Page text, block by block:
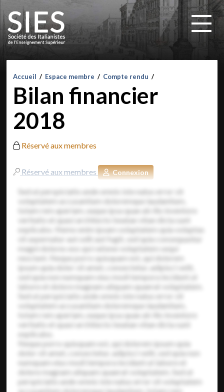
Accueil / Espace membre / Compte rendu /
Bilan financier
2018
Réservé aux membres
Réservé aux membres Connexion
Sed ut perspiciatis unde omnis iste natus error sit
voluptatem accusantium doloremque laudantium,
totam rem aperiam, eaque ipsa quae ab illo inventore
veritatis et quasi architecto beatae vitae dicta sunt
explicabo. Nemo enim ipsam voluptatem quia voluptas
sit aspernatur aut odit aut fugit, sed quia consequuntur
magni dolores eos qui ratione voluptatem sequi
nesciunt. Neque porro quisquam est, qui dolorem
ipsum quia dolor sit amet, consectetur, adipisci velit,
sed quia non numquam eius modi tempora incidunt ut
labore et dolore magnam aliquam quaerat voluptatem.
Sed ut perspiciatis unde omnis iste natus error sit
voluptatem accusantium doloremque laudantium,
totam rem aperiam, eaque ipsa quae ab illo inventore
veritatis et quasi architecto beatae vitae dicta sunt
explicabo.
Neque porro quisquam est, qui dolorem ipsum quia
dolor sit amet, consectetur, adipisci velit, sed quia non
numquam eius modi tempora incidunt ut labore et
dolore magnam aliquam quaerat voluptatem. Sed ut
perspiciatis unde omnis iste natus error sit voluptatem